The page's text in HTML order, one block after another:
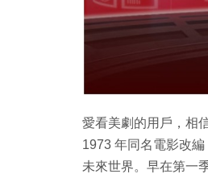
愛看美劇的用戶，相
1973 年同名電影改
未來世界。早在第一